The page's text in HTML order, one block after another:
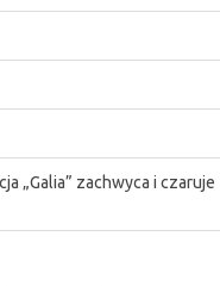
„Galia” zachwyca i czaruje